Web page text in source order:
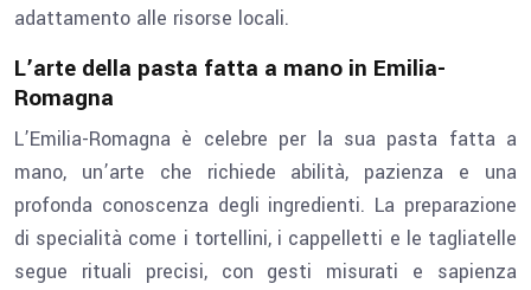
adattamento alle risorse locali.
L’arte della pasta fatta a mano in Emilia-
Romagna
L’Emilia-Romagna è celebre per la sua pasta fatta a
mano, un’arte che richiede abilità, pazienza e una
profonda conoscenza degli ingredienti. La preparazione
di specialità come i tortellini, i cappelletti e le tagliatelle
segue rituali precisi, con gesti misurati e sapienza